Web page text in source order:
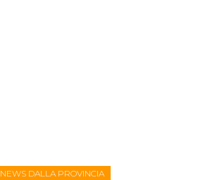
NEWS DALLA PROVINCIA